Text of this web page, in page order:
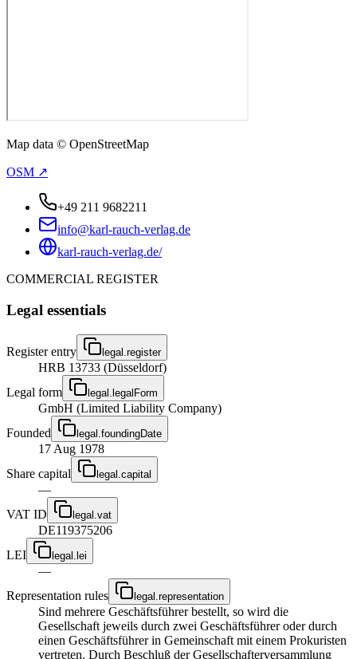
Map data © OpenStreetMap
OSM ↗
+49 211 9682211
info@karl-rauch-verlag.de
karl-rauch-verlag.de/
COMMERCIAL REGISTER
Legal essentials
Register entry legal.register
HRB 13733 (Düsseldorf)
Legal form
legal.legalForm
GmbH (Limited Liability Company)
Founded
legal.foundingDate
17 Aug 1978
Share capital
legal.capital
—
VAT ID
legal.vat
DE119375206
LEI
legal.lei
—
Representation rules
legal.representation
Sind mehrere Geschäftsführer bestellt, so wird die
Gesellschaft jeweils durch zwei Geschäftsführer oder durch
einen Geschäftsführer in Gemeinschaft mit einem Prokuristen
vertreten. Durch Beschluß der Gesellschafterversammlung